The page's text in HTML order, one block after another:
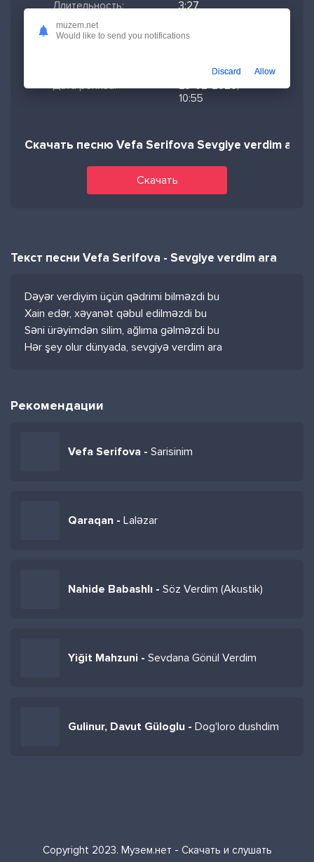
Длительность:
3:27
Размер файла:
Дата релиза:
23-02-2026,
10:55
Скачать песню Vefa Serifova Sevgiye verdim ara
Скачать
Текст песни Vefa Serifova - Sevgiye verdim ara
Dəyər verdiyim üçün qədrimi bilməzdi bu
Xain edər, xəyanət qəbul edilməzdi bu
Səni ürəyimdən silim, ağlıma gəlməzdi bu
Hər şey olur dünyada, sevgiyə verdim ara
Рекомендации
Vefa Serifova - Sarisinim
Qaraqan - Laləzar
Nahide Babashlı - Söz Verdim (Akustik)
Yiğit Mahzuni - Sevdana Gönül Verdim
Gulinur, Davut Güloglu - Dog'loro dushdim
Copyright 2023. Музем.нет - Скачать и слушать
muzem.net
Would like to send you notifications
Discard Allow